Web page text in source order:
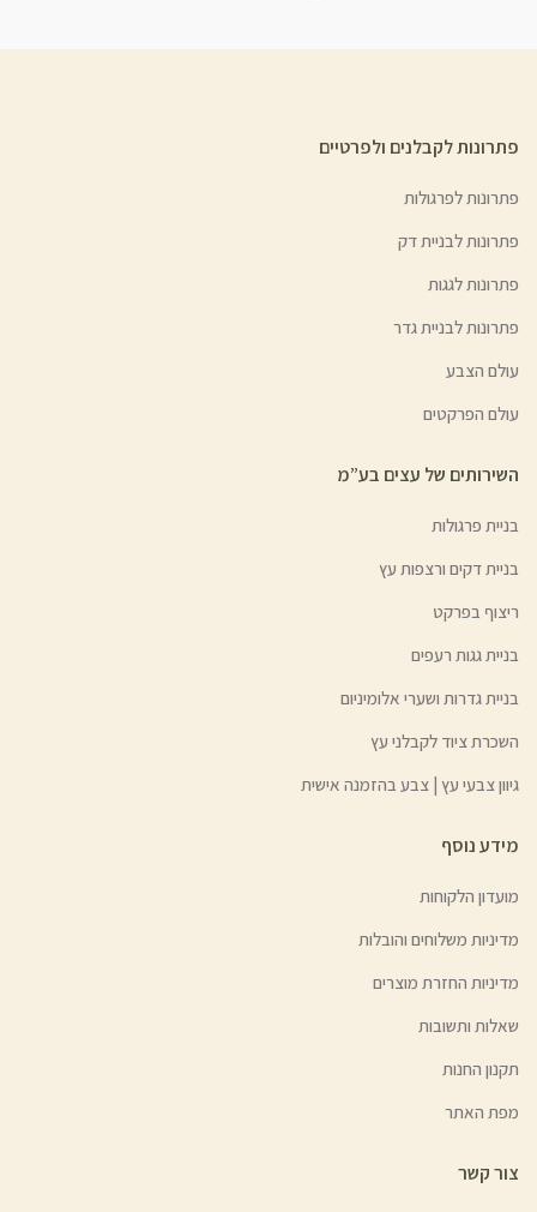
פתרונות לקבלנים ולפרטיים
פתרונות לפרגולות
פתרונות לבניית דק
פתרונות לגגות
פתרונות לבניית גדר
עולם הצבע
עולם הפרקטים
השירותים של עצים בע”מ
בניית פרגולות
בניית דקים ורצפות עץ
ריצוף בפרקט
בניית גגות רעפים
בניית גדרות ושערי אלומיניום
השכרת ציוד לקבלני עץ
גיוון צבעי עץ | צבע בהזמנה אישית
מידע נוסף
מועדון הלקוחות
מדיניות משלוחים והובלות
מדיניות החזרת מוצרים
שאלות ותשובות
תקנון החנות
מפת האתר
צור קשר